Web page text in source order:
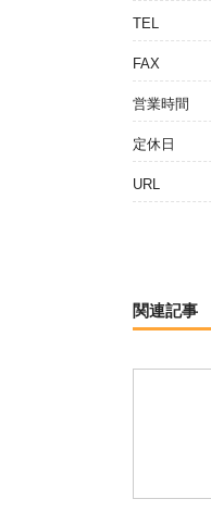
TEL
FAX
営業時間
定休日
URL
関連記事